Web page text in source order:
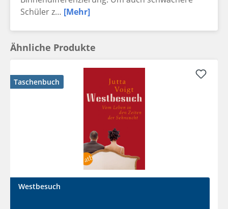
Schüler z… [Mehr]
Ähnliche Produkte
Taschenbuch
Westbesuch